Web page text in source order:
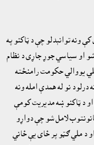
د نشتون له امله په ١٣٩٤ کال کې ونه توانېدلو چې د ټاکنو په
او سياسي جوړ جاړی د نظام
يووالي حکومت رامنځته
درلود نو له همدې امله ونه
د ټاکنو ښه مديريت کومې
لامل شو چې دواړو
د ملي ګټو پر ځاى يې ځاني